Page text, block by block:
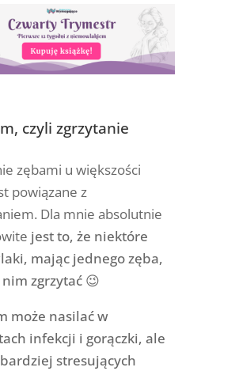
czyli zgrzytanie
zębami u większości
powiązane z
Dla mnie absolutnie
jest to, że niektóre
mając jednego zęba,
zgrzytać 😉
może nasilać w
infekcji i gorączki, ale
stresujących